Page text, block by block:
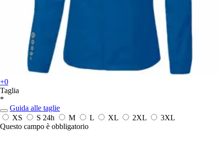
+0
Taglia
*
Guida alle taglie
XS
S 24h M L XL 2XL
3XL
Questo campo è obbligatorio